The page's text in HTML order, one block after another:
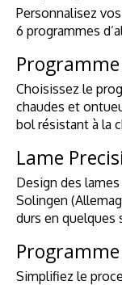
Personnalisez
6 programmes
Choisissez le
chaudes et
bol résistant à la
Lame
Design des
Solingen
durs en quelques
Simplifiez le